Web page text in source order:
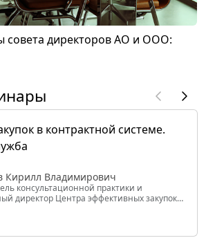
директоров АО и ООО:
в контрактной системе.
Кирилл Владимирович
консультационной практики и
директор Центра эффективных закупок